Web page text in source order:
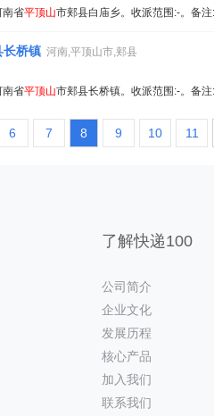
南省平顶山市郏县白庙乡。收派范围:-。备
长桥镇 河南,平顶山市,郏县
南省平顶山市郏县长桥镇。收派范围:-。备
6 7 8 9 10 11
了解快递100
公司简介
企业文化
发展历程
核心产品
加入我们
联系我们